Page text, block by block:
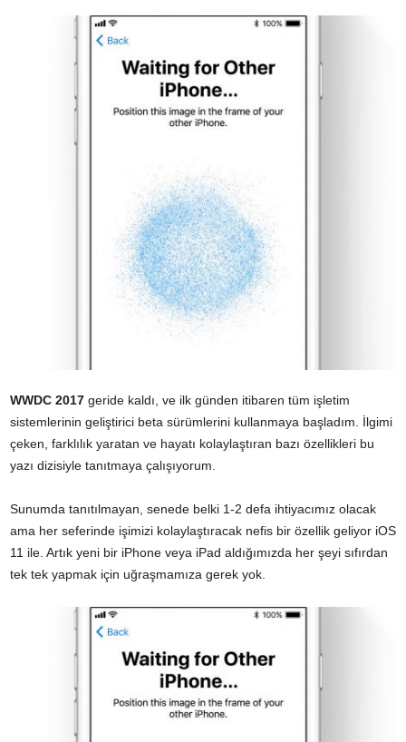
WWDC 2017 geride kaldı, ve ilk günden itibaren tüm işletim
sistemlerinin geliştirici beta sürümlerini kullanmaya başladım. İlgimi
çeken, farklılık yaratan ve hayatı kolaylaştıran bazı özellikleri bu
yazı dizisiyle tanıtmaya çalışıyorum.
Sunumda tanıtılmayan, senede belki 1-2 defa ihtiyacımız olacak
ama her seferinde işimizi kolaylaştıracak nefis bir özellik geliyor iOS
11 ile. Artık yeni bir iPhone veya iPad aldığımızda her şeyi sıfırdan
tek tek yapmak için uğraşmamıza gerek yok.